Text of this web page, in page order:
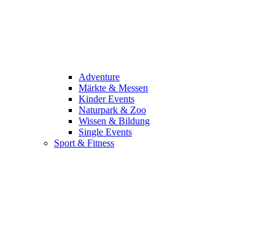
Adventure
Märkte & Messen
Kinder Events
Naturpark & Zoo
Wissen & Bildung
Single Events
Sport & Fitness